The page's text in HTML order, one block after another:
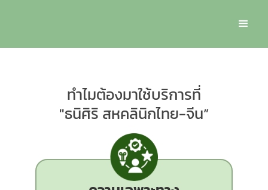
ทำไมต้องมาใช้บริการที่
"ธนิศิริ สหคลินิกไทย-จีน”